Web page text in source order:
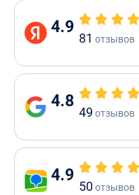
4.9
81 отзывов
4.8
49 отзывов
4.9
50отзывов